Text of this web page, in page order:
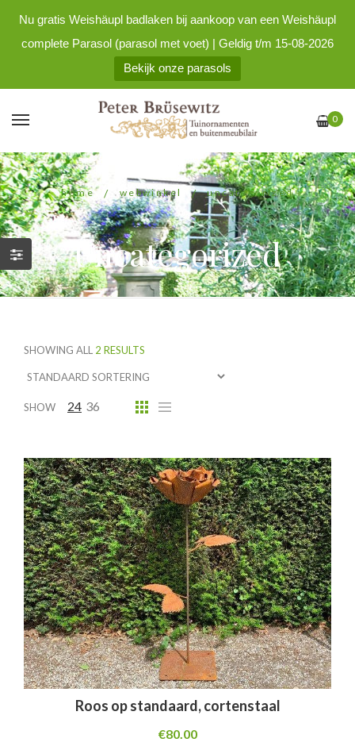
Nu gratis Weishäupl badlaken bij aankoop van een Weishäupl
complete Parasol (parasol met voet) | Geldig t/m 15-08-2026
Bekijk onze parasols
0
home / webwinkel / uncategorized
Uncategorized
SHOWING ALL 2 RESULTS
SHOW 24 36
Roos op standaard, cortenstaal
€80.00